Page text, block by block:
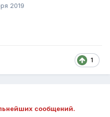
2019
1
сообщений.